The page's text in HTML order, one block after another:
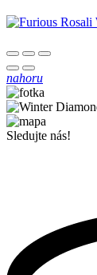
nahoru
Sledujte nás!